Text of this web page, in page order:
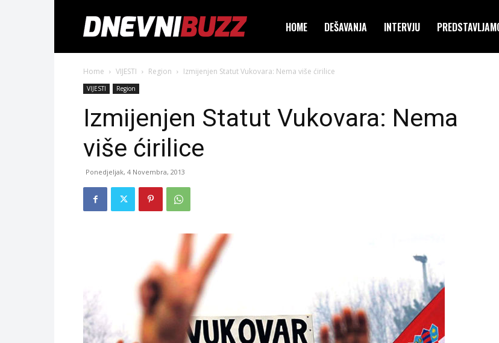
HOME DEŠAVANJA INTERVJU
Home VIJESTI Region Izmijenjen Statut Vukovara: Nema više ćirilice
VIJESTI Region
Izmijenjen Statut Vukovara: Nema
više ćirilice
Ponedjeljak, 4 Novembra, 2013